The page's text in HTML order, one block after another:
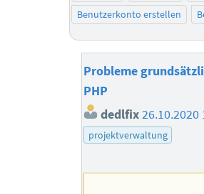
Benutzerkonto erstellen
Probleme
PHP
dedlfix26.10.2020
projektverwaltung